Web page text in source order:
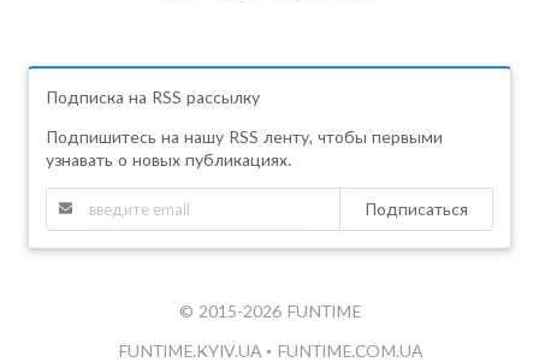
Подписка на RSS рассылку
Подпишитесь на нашу RSS ленту, чтобы первыми
узнавать о новых публикациях.
Подписаться
© 2015-2026 FUNTIME
FUNTIME.KYIV.UA • FUNTIME.COM.UA